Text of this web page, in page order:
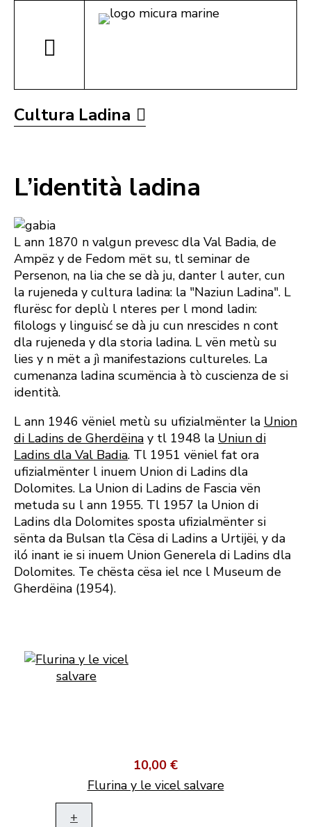
Cultura Ladina
L’identità ladina
L ann 1870 n valgun prevesc dla Val Badia, de
Ampëz y de Fedom mët su, tl seminar de
Persenon, na lia che se dà ju, danter l auter, cun
la rujeneda y cultura ladina: la "Naziun Ladina". L
flurësc for deplù l nteres per l mond ladin:
filologs y linguisć se dà ju cun nrescides n cont
dla rujeneda y dla storia ladina. L vën metù su
lies y n mët a jì manifestazions cultureles. La
cumenanza ladina scumëncia à tò cuscienza de si
identità.
L ann 1946 vëniel metù su ufizialmënter la Union
di Ladins de Gherdëina y tl 1948 la Uniun di
Ladins dla Val Badia. Tl 1951 vëniel fat ora
ufizialmënter l inuem Union di Ladins dla
Dolomites. La Union di Ladins de Fascia vën
metuda su l ann 1955. Tl 1957 la Union di
Ladins dla Dolomites sposta ufizialmënter si
sënta da Bulsan tla Cësa di Ladins a Urtijëi, y da
iló inant ie si inuem Union Generela di Ladins dla
Dolomites. Te chësta cësa iel nce l Museum de
Gherdëina (1954).
10,00 €
Flurina y le vicel salvare
+